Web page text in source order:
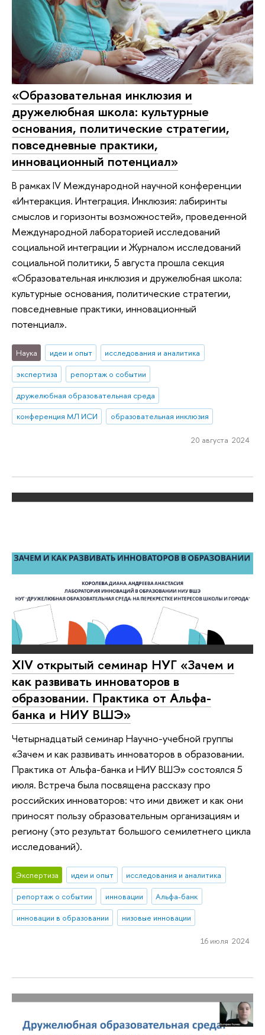
«Образовательная инклюзия и
дружелюбная школа: культурные
основания, политические стратегии,
повседневные практики,
инновационный потенциал»
В рамках IV Международной научной конференции
«Интеракция. Интеграция. Инклюзия: лабиринты
смыслов и горизонты возможностей», проведенной
Международной лабораторией исследований
социальной интеграции и Журналом исследований
социальной политики, 5 августа прошла секция
«Образовательная инклюзия и дружелюбная школа:
культурные основания, политические стратегии,
повседневные практики, инновационный
потенциал».
Наука идеи и опыт
исследования и аналитика
экспертиза
репортаж о событии
дружелюбная образовательная среда
конференция МЛ ИСИ
образовательная инклюзия
20 августа 2024
XIV открытый семинар НУГ «Зачем и
как развивать инноваторов в
образовании. Практика от Альфа-
банка и НИУ ВШЭ»
Четырнадцатый семинар Научно-учебной группы
«Зачем и как развивать инноваторов в образовании.
Практика от Альфа-банка и НИУ ВШЭ» состоялся 5
июля. Встреча была посвящена рассказу про
российских инноваторов: что ими движет и как они
приносят пользу образовательным организациям и
региону (это результат большого семилетнего цикла
исследований).
Экспертиза идеи и опыт
исследования и аналитика
репортаж о событии
инновации
Альфа-банк
инновации в образовании
низовые инновации
16 июля 2024